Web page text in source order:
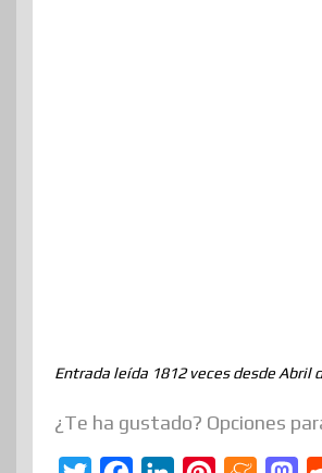
Entrada leída 1812 veces desde Abril
¿Te ha gustado? Opciones